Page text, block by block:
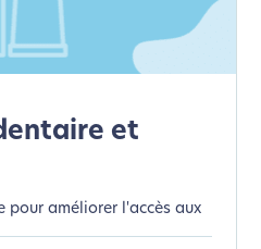
et
pour améliorer l'accès aux